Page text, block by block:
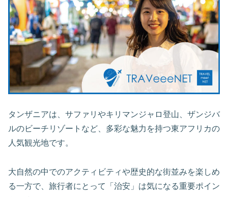
タンザニアは、サファリやキリマンジャロ登山、ザンジバ
ルのビーチリゾートなど、多彩な魅力を持つ東アフリカの
人気観光地です。
大自然の中でのアクティビティや歴史的な街並みを楽しめ
る一方で、旅行者にとって「治安」は気になる重要ポイン